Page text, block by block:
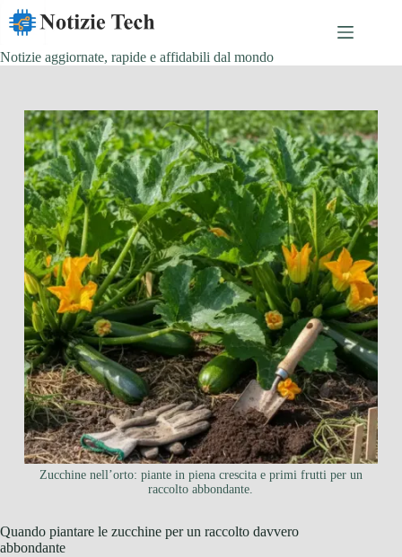
Salta
contenuto
Notizie aggiornate, rapide e affidabili dal mondo
Zucchine nell’orto: piante in piena crescita e primi frutti per un
raccolto abbondante.
Quando piantare le zucchine per un raccolto davvero
abbondante